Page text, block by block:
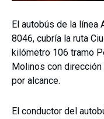
El autobús de la línea
8046, cubría la ruta
kilómetro 106 tramo
Molinos con
por alcance.
El conductor del